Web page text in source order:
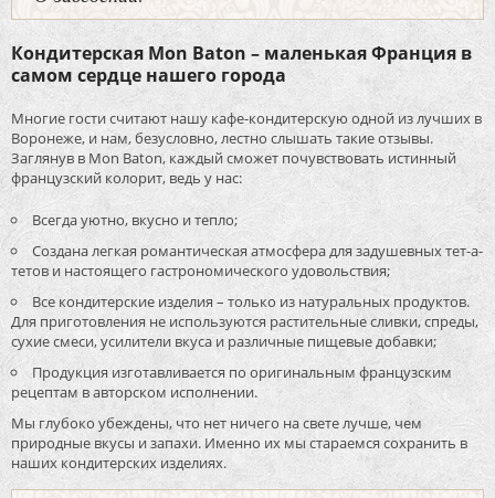
Кондитерская Mon Baton – маленькая Франция в
самом сердце нашего города
Многие гости считают нашу кафе-кондитерскую одной из лучших в
Воронеже, и нам, безусловно, лестно слышать такие отзывы.
Заглянув в Mon Baton, каждый сможет почувствовать истинный
французский колорит, ведь у нас:
Всегда уютно, вкусно и тепло;
Создана легкая романтическая атмосфера для задушевных тет-а-
тетов и настоящего гастрономического удовольствия;
Все кондитерские изделия – только из натуральных продуктов.
Для приготовления не используются растительные сливки, спреды,
сухие смеси, усилители вкуса и различные пищевые добавки;
Продукция изготавливается по оригинальным французским
рецептам в авторском исполнении.
Мы глубоко убеждены, что нет ничего на свете лучше, чем
природные вкусы и запахи. Именно их мы стараемся сохранить в
наших кондитерских изделиях.